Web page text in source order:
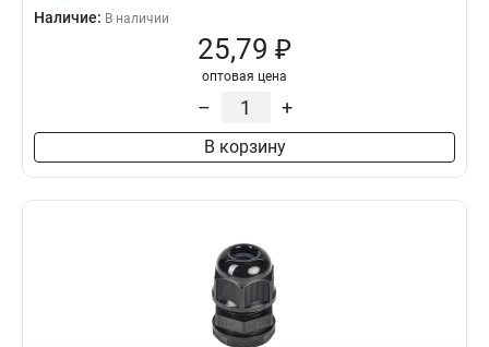
Наличие: В наличии
25,79 ₽
оптовая цена
– +
В корзину